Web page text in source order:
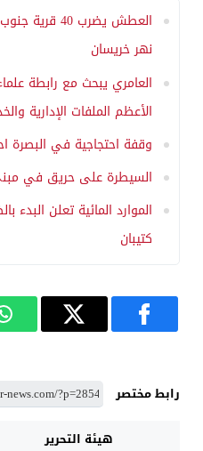
العطش يضرب
نهر خريسان
العامري يبحث مع رابطة
الأعظم الملفات الإدارية
وقفة احتجاجية في البصرة
السيطرة على حريق في
الموارد المائية تعلن البدء
كتيبان
رابط مختصر
هيئة التحرير